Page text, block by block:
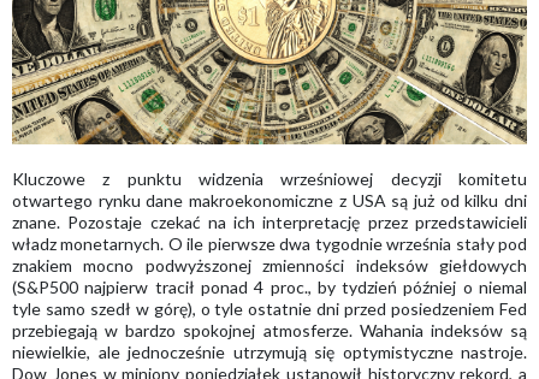
Kluczowe z punktu widzenia wrześniowej decyzji komitetu
otwartego rynku dane makroekonomiczne z USA są już od kilku dni
znane. Pozostaje czekać na ich interpretację przez przedstawicieli
władz monetarnych. O ile pierwsze dwa tygodnie września stały pod
znakiem mocno podwyższonej zmienności indeksów giełdowych
(S&P500 najpierw tracił ponad 4 proc., by tydzień później o niemal
tyle samo szedł w górę), o tyle ostatnie dni przed posiedzeniem Fed
przebiegają w bardzo spokojnej atmosferze. Wahania indeksów są
niewielkie, ale jednocześnie utrzymują się optymistyczne nastroje.
Dow Jones w miniony poniedziałek ustanowił historyczny rekord, a